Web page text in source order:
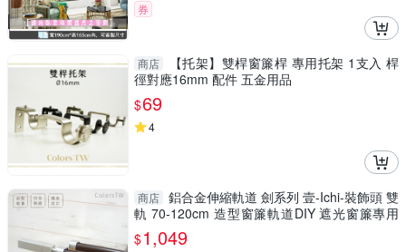
券
商店
【托架】雙桿窗簾桿 專用托架 1支入 桿
徑對應16mm 配件 五金用品
$69
4
商店 鋁合金伸縮軌道 劍系列 壹-Ichi-裝飾頭 雙
軌 70-120cm 造型窗簾軌道DIY 遮光窗簾專用
軌道
$1,049